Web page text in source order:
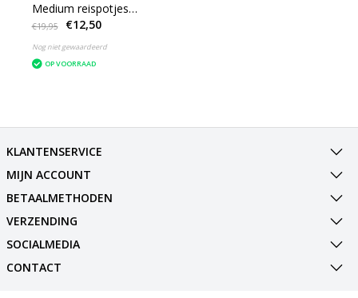
Medium reispotjes
€19,95 €12,50
Nog niet gewaardeerd
OP VOORRAAD
KLANTENSERVICE
MIJN ACCOUNT
BETAALMETHODEN
VERZENDING
SOCIALMEDIA
CONTACT